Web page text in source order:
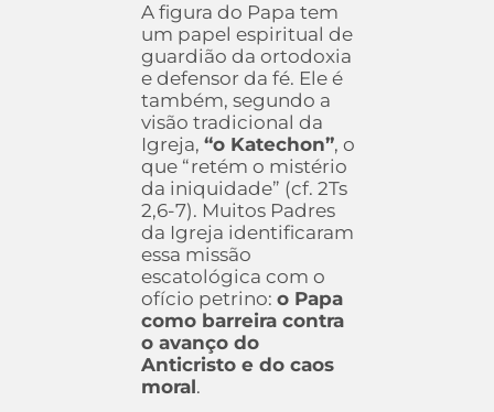
A figura do Papa tem
um papel espiritual de
guardião da ortodoxia
e defensor da fé. Ele é
também, segundo a
visão tradicional da
Igreja, “o Katechon”, o
que “retém o mistério
da iniquidade” (cf. 2Ts
2,6-7). Muitos Padres
da Igreja identificaram
essa missão
escatológica com o
ofício petrino: o Papa
como barreira contra
o avanço do
Anticristo e do caos
moral.